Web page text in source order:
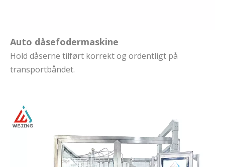
Auto dåsefodermaskine
Hold dåserne tilført korrekt og ordentligt på
transportbåndet.